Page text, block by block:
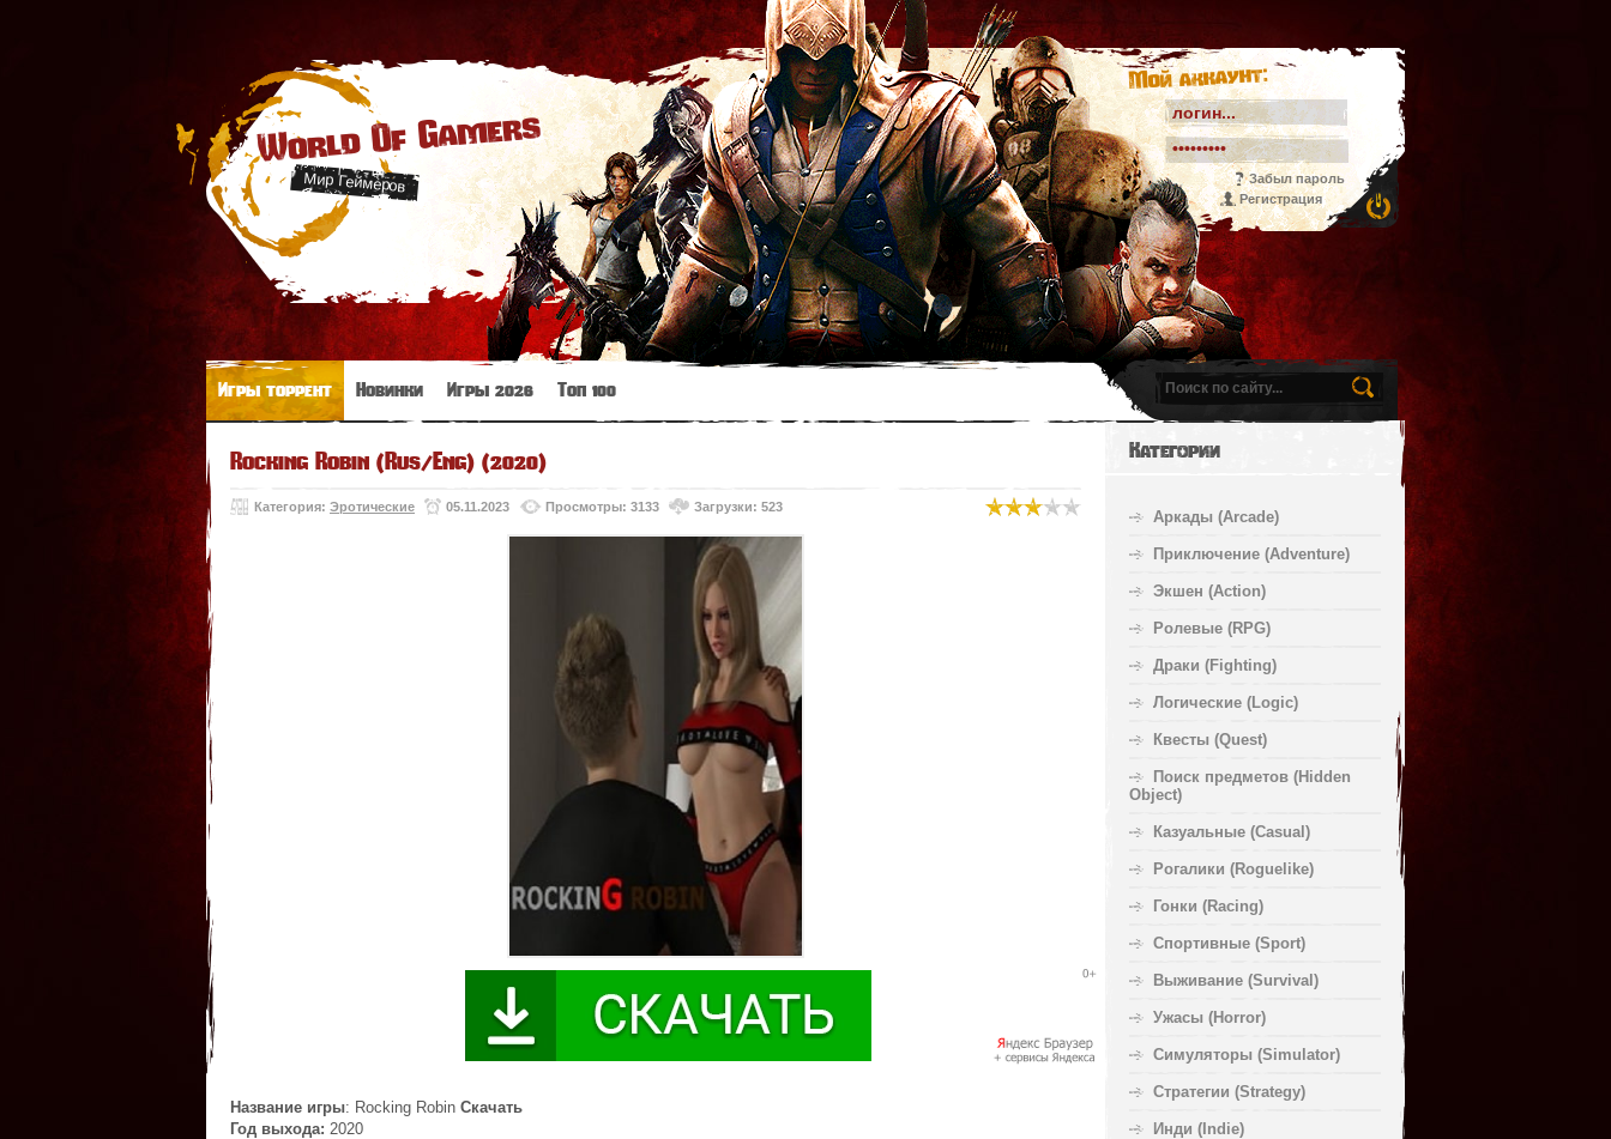
World Of Gamers
Мир Геймеров
Мой аккаунт:
Забыл пароль
Регистрация
Игры торрент Новинки Игры 2026 Топ 100
Rocking Robin (Rus/Eng) (2020)
Категория: Эротические 05.11.2023 Просмотры: 3133 Загрузки: 523
Название игры: Rocking Robin Скачать
Год выхода: 2020
Категории
Аркады (Arcade)
Приключение (Adventure)
Экшен (Action)
Ролевые (RPG)
Драки (Fighting)
Логические (Logic)
Квесты (Quest)
Поиск предметов (Hidden
Object)
Казуальные (Casual)
Рогалики (Roguelike)
Гонки (Racing)
Спортивные (Sport)
Выживание (Survival)
Ужасы (Horror)
Симуляторы (Simulator)
Стратегии (Strategy)
Инди (Indie)